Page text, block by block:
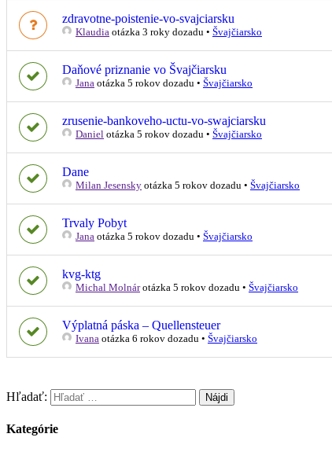
zdravotne-poistenie-vo-svajciarsku
Klaudia otázka 3 roky dozadu • Švajčiarsko
Daňové priznanie vo Švajčiarsku
Jana otázka 5 rokov dozadu • Švajčiarsko
zrusenie-bankoveho-uctu-vo-swajciarsku
Daniel otázka 5 rokov dozadu • Švajčiarsko
Dane
Milan Jesensky otázka 5 rokov dozadu • Švajčiarsko
Trvaly Pobyt
Jana otázka 5 rokov dozadu • Švajčiarsko
kvg-ktg
Michal Molnárotázka 5 rokov dozadu • Švajčiarsko
Výplatná páska – Quellensteuer
Ivana otázka 6 rokov dozadu • Švajčiarsko
Hľadať:
Kategórie